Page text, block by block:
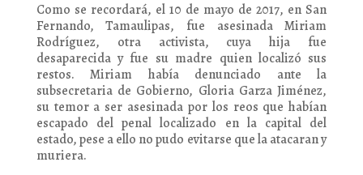
Como se recordará, el 10 de mayo de 2017, en San
Fernando, Tamaulipas, fue asesinada Miriam
Rodríguez, otra activista, cuya hija fue
desaparecida y fue su madre quien localizó sus
restos. Miriam había denunciado ante la
subsecretaria de Gobierno, Gloria Garza Jiménez,
su temor a ser asesinada por los reos que habían
escapado del penal localizado en la capital del
estado, pese a ello no pudo evitarse que la atacaran y
muriera.